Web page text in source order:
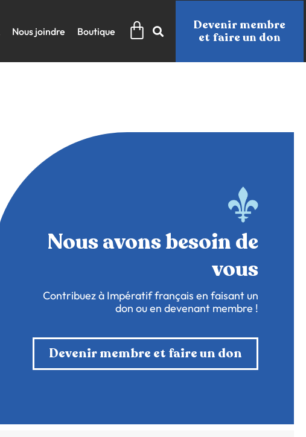
Nous joindre Boutique Panier
Devenir membre
et faire un don
Nous avons besoin de
vous
Contribuez à Impératif français en faisant un
don ou en devenant membre !
Devenir membre et faire un don